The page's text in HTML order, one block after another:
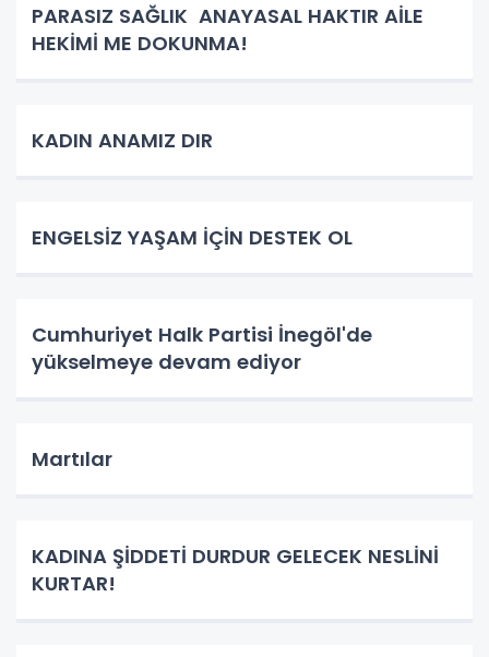
PARASIZ SAĞLIK ANAYASAL HAKTIR AİLE
HEKİMİ ME DOKUNMA!
KADIN ANAMIZ DIR
ENGELSİZ YAŞAM İÇİN DESTEK OL
Cumhuriyet Halk Partisi İnegöl'de
yükselmeye devam ediyor
Martılar
KADINA ŞİDDETİ DURDUR GELECEK NESLİNİ
KURTAR!